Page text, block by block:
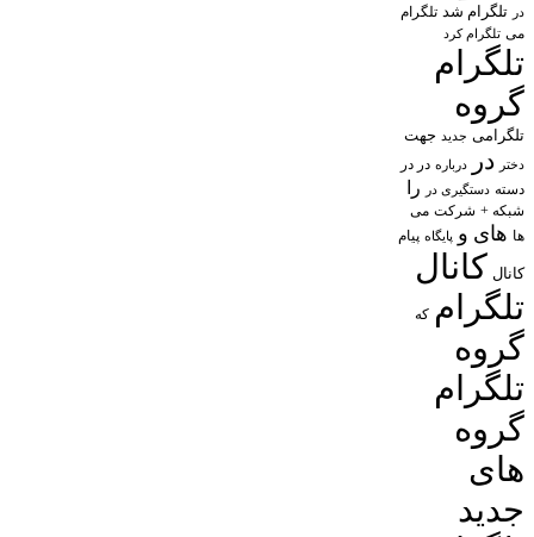
در تلگرام شد تلگرام
می تلگرام کرد
تلگرام
گروه
تلگرامی جدید جهت
دختر در درباره در در
دسته دستگیری در را
شبکه + شرکت می
ها های و پایگاه پیام
کانال کانال
تلگرام که
گروه
تلگرام
گروه
های
جدید